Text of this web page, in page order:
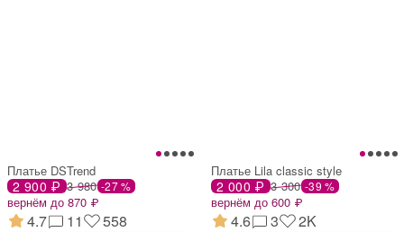
Платье DSTrend
2 900 ₽ 3 980 -27 %
вернём до 870 ₽
4.7 11 558
Платье Lila classic style
2 000 ₽ 3 300 -39 %
вернём до 600 ₽
4.6 3 2K